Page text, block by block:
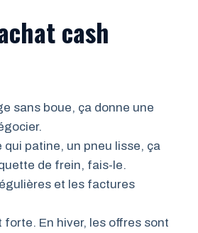
cash
sans boue, ça donne une
qui patine, un pneu lisse, ça
de frein, fais-le.
et les factures
En hiver, les offres sont